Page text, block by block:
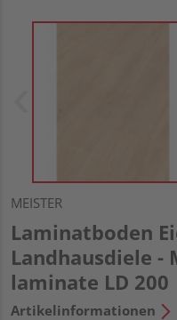
MEISTER
Laminatboden
Landhausdiele -
laminate LD 200
Artikelinformationen